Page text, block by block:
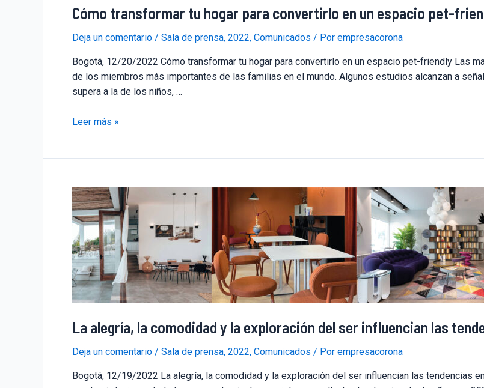
Cómo transformar tu hogar para convertirlo en un espacio pet-
Deja un comentario / Sala de prensa, 2022, Comunicados / Por empresacorona
Bogotá, 12/20/2022 Cómo transformar tu hogar para convertirlo en un espacio pet-friendly Las
de los miembros más importantes de las familias en el mundo. Algunos estudios alcanzan a
supera a la de los niños, …
Leer más »
La alegría, la comodidad y la exploración del ser influencian las
Deja un comentario / Sala de prensa, 2022, Comunicados / Por empresacorona
Bogotá, 12/19/2022 La alegría, la comodidad y la exploración del ser influencian las tendencias